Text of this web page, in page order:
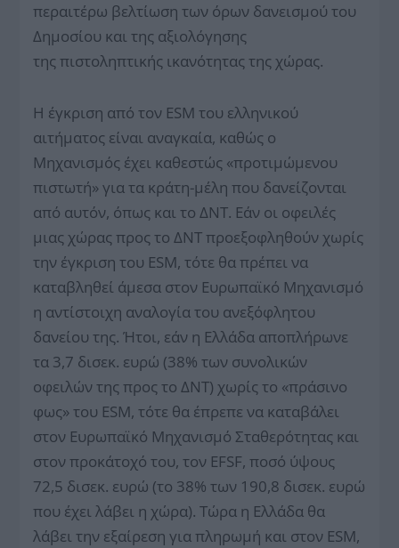
περαιτέρω βελτίωση των όρων δανεισμού του
Δημοσίου και της αξιολόγησης
της πιστοληπτικής ικανότητας της χώρας.
Η έγκριση από τον ESM του ελληνικού
αιτήματος είναι αναγκαία, καθώς ο
Μηχανισμός έχει καθεστώς «προτιμώμενου
πιστωτή» για τα κράτη-μέλη που δανείζονται
από αυτόν, όπως και το ΔΝΤ. Εάν οι οφειλές
μιας χώρας προς το ΔΝΤ προεξοφληθούν χωρίς
την έγκριση του ESM, τότε θα πρέπει να
καταβληθεί άμεσα στον Ευρωπαϊκό Μηχανισμό
η αντίστοιχη αναλογία του ανεξόφλητου
δανείου της. Ήτοι, εάν η Ελλάδα αποπλήρωνε
τα 3,7 δισεκ. ευρώ (38% των συνολικών
οφειλών της προς το ΔΝΤ) χωρίς το «πράσινο
φως» του ESM, τότε θα έπρεπε να καταβάλει
στον Ευρωπαϊκό Μηχανισμό Σταθερότητας και
στον προκάτοχό του, τον EFSF, ποσό ύψους
72,5 δισεκ. ευρώ (το 38% των 190,8 δισεκ. ευρώ
που έχει λάβει η χώρα). Τώρα η Ελλάδα θα
λάβει την εξαίρεση για πληρωμή και στον ESM,